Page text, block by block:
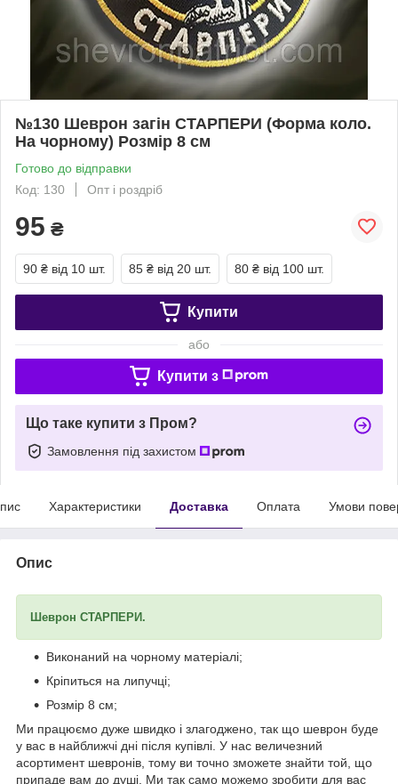
№130 Шеврон загін СТАРПЕРИ (Форма коло.
На чорному) Розмір 8 см
Готово до відправки
Код: 130
Опт і роздріб
95 ₴
90 ₴ від 10 шт. 85 ₴ від 20 шт. 80 ₴ від 100 шт.
Купити
або
Купити з
Що таке купити з Пром?
Замовлення під захистом
Характеристики Доставка Оплата Умови
Опис
Шеврон СТАРПЕРИ.
Виконаний на чорному матеріалі;
Кріпиться на липучці;
Розмір 8 см;
Ми працюємо дуже швидко і злагоджено, так що шеврон буде
у вас в найближчі дні після купівлі. У нас величезний
асортимент шевронів, тому ви точно зможете знайти той, що
припаде вам до душі. Ми так само можемо зробити для вас